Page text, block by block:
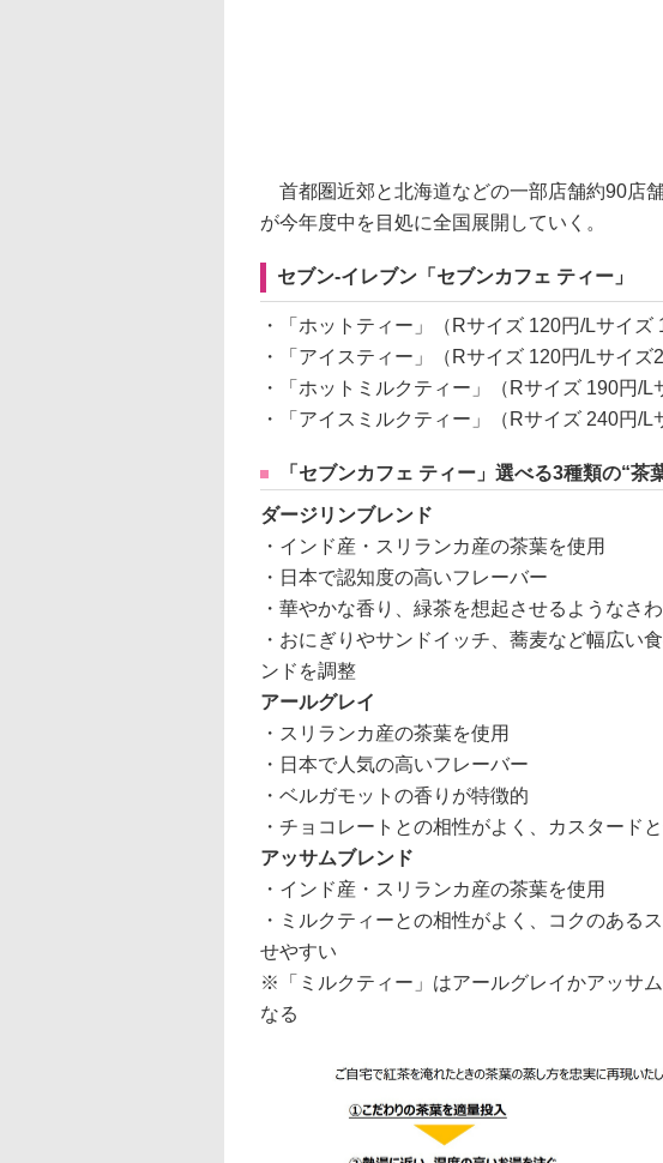
首都圏近郊と北海道などの一部店舗約90店
が今年度中を目処に全国展開していく。
セブン-イレブン「セブンカフェ ティー」
・「ホットティー」（Rサイズ 120円/Lサイズ
・「アイスティー」（Rサイズ 120円/Lサイズ
・「ホットミルクティー」（Rサイズ 190円/L
・「アイスミルクティー」（Rサイズ 240円/L
「セブンカフェ ティー」選べる3種類の“茶
ダージリンブレンド
・インド産・スリランカ産の茶葉を使用
・日本で認知度の高いフレーバー
・華やかな香り、緑茶を想起させるようなさ
・おにぎりやサンドイッチ、蕎麦など幅広い
ンドを調整
アールグレイ
・スリランカ産の茶葉を使用
・日本で人気の高いフレーバー
・ベルガモットの香りが特徴的
・チョコレートとの相性がよく、カスタード
アッサムブレンド
・インド産・スリランカ産の茶葉を使用
・ミルクティーとの相性がよく、コクのある
せやすい
※「ミルクティー」はアールグレイかアッサ
なる